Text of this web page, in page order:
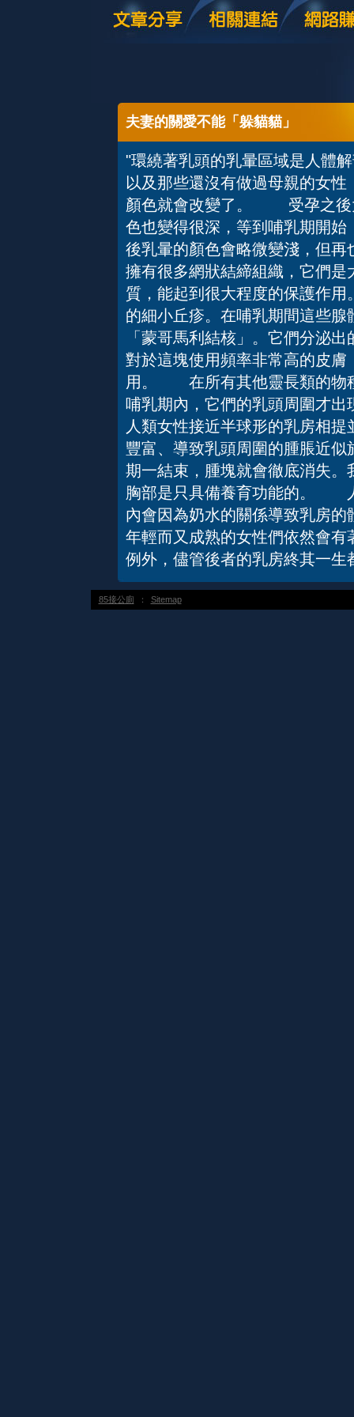
夫妻的關愛不能「躲貓貓」
"環繞著乳頭的乳暈區域是人體
以及那些還沒有做過母親的女
顏色就會改變了。 受孕之後
色也變得很深，等到哺乳期開
後乳暈的顏色會略微變淺，但
擁有很多網狀結締組織，它們
質，能起到很大程度的保護作
的細小丘疹。在哺乳期間這些
「蒙哥馬利結核」。它們分泌
對於這塊使用頻率非常高的皮
用。 在所有其他靈長類的物
哺乳期內，它們的乳頭周圍才
人類女性接近半球形的乳房相
豐富、導致乳頭周圍的腫脹近
期一結束，腫塊就會徹底消失
胸部是只具備養育功能的。
內會因為奶水的關係導致乳房
年輕而又成熟的女性們依然會
例外，儘管後者的乳房終其一生
85接公廁 ： Sitemap